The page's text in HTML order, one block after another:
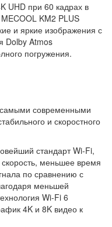
UHD при 60 кадрах в
KM2 PLUS
и яркие изображения с
Dolby Atmos
погружения.
современными
и скоростного
стандарт Wi-Fi,
меньшее время
по сравнению с
меньшей
Wi-Fi 6
4K и 8K видео к